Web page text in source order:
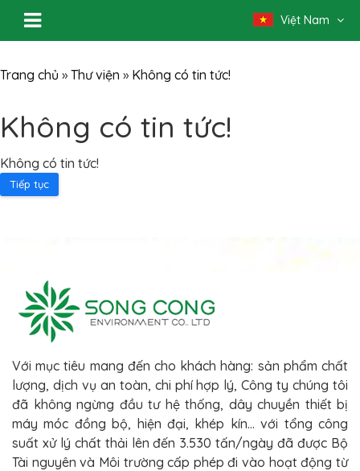
Việt Nam
Trang chủ » Thư viện » Không có tin tức!
Không có tin tức!
Không có tin tức!
Tiếp tục
Với mục tiêu mang đến cho khách hàng: sản phẩm chất
lượng, dịch vụ an toàn, chi phí hợp lý, Công ty chúng tôi
đã không ngừng đầu tư hệ thống, dây chuyền thiết bị
máy móc đồng bộ, hiện đại, khép kín... với tổng công
suất xử lý chất thải lên đến 3.530 tấn/ngày đã được Bộ
Tài nguyên và Môi trường cấp phép đi vào hoạt động từ